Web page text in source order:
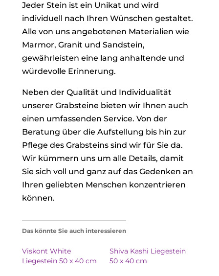
Jeder Stein ist ein Unikat und wird
individuell nach Ihren Wünschen gestaltet.
Alle von uns angebotenen Materialien wie
Marmor, Granit und Sandstein,
gewährleisten eine lang anhaltende und
würdevolle Erinnerung.
Neben der Qualität und Individualität
unserer Grabsteine bieten wir Ihnen auch
einen umfassenden Service. Von der
Beratung über die Aufstellung bis hin zur
Pflege des Grabsteins sind wir für Sie da.
Wir kümmern uns um alle Details, damit
Sie sich voll und ganz auf das Gedenken an
Ihren geliebten Menschen konzentrieren
können.
Das könnte Sie auch interessieren
Viskont White
Liegestein 50 x 40 cm
Shiva Kashi Liegestein
50 x 40 cm